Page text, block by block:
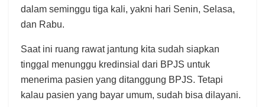
dalam seminggu tiga kali, yakni hari Senin, Selasa,
dan Rabu.
Saat ini ruang rawat jantung kita sudah siapkan
tinggal menunggu kredinsial dari BPJS untuk
menerima pasien yang ditanggung BPJS. Tetapi
kalau pasien yang bayar umum, sudah bisa dilayani.